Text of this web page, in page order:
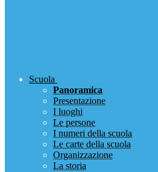
Scuola
Panoramica
Presentazione
I luoghi
Le persone
I numeri della scuola
Le carte della scuola
Organizzazione
La storia